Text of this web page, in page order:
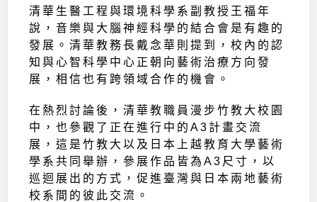
清華生醫工程與環境科學系副教授王福年
說，音樂與大腦神經科學的結合會是有趣的
發展。清華教務長戴念華則提到，校內的認
知與心智科學中心正朝向藝術治療方向發
展，相信也有跨領域合作的機會。
在熱烈討論後，清華教職員漫步竹教大校園
中，也參觀了正在進行中的A3計畫交流
展，這是竹教大以及日本上越教育大學藝術
學系共同舉辦，參展作品皆為A3尺寸，以
巡迴展出的方式，促進臺灣與日本兩地藝術
校系間的彼此交流。